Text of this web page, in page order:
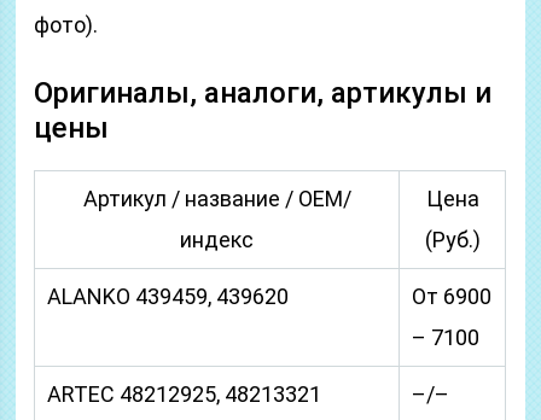
фото).
Оригиналы, аналоги, артикулы и
цены
Артикул / название / ОЕМ/
индекс
Цена
(Руб.)
ALANKO 439459, 439620
От 6900
– 7100
ARTEC 48212925, 48213321 –/–